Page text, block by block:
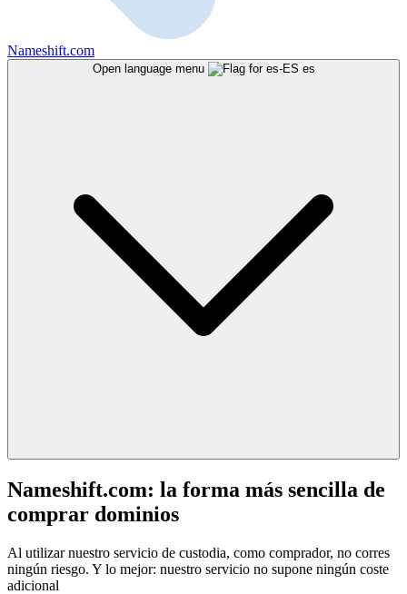
Nameshift.com
Open language menu es
Nameshift.com: la forma más sencilla de
comprar dominios
Al utilizar nuestro servicio de custodia, como comprador, no corres
ningún riesgo. Y lo mejor: nuestro servicio no supone ningún coste
adicional